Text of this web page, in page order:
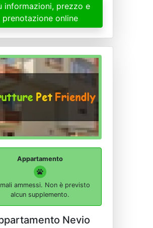
informazioni, prezzo e
prenotazione online
Appartamento
ammessi. Non è previsto
alcun supplemento.
Nevio